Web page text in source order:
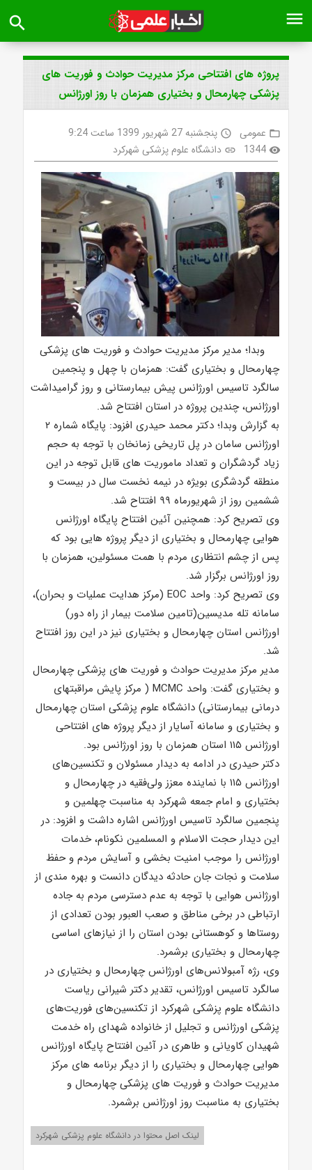
menu
search
پروژه های افتتاحی مرکز مدیریت حوادث و فوریت های
پزشکی چهارمحال و بختیاری همزمان با روز اورژانس
folder_open عمومی access_time پنجشنبه 27 شهریور 1399 ساعت 9:24
visibility
1344
link دانشگاه علوم پزشکی شهرکرد
وبدا؛ مدیر مرکز مدیریت حوادث و فوریت های پزشکی
چهارمحال و بختیاری گفت: همزمان با چهل و پنجمین
سالگرد تاسیس اورژانس پیش بیمارستانی و روز گرامیداشت
اورژانس، چندین پروژه در استان افتتاح شد.
به گزارش وبدا؛ دکتر محمد حیدری افزود: پایگاه شماره ۲
اورژانس سامان در پل تاریخی زمانخان با توجه به حجم
زیاد گردشگران و تعداد ماموریت های قابل توجه در این
منطقه گردشگری بویژه در نیمه نخست سال در بیست و
ششمین روز از شهریورماه ۹۹ افتتاح شد.
وی تصریح کرد: همچنین آئین افتتاح پایگاه اورژانس
هوایی چهارمحال و بختیاری از دیگر پروژه هایی بود که
پس از چشم انتظاری مردم با همت مسئولین، همزمان با
روز اورژانس برگزار شد.
وی تصریح کرد: واحد EOC (مرکز هدایت عملیات و بحران)،
سامانه تله مدیسین(تامین سلامت بیمار از راه دور)
اورژانس استان چهارمحال و بختیاری نیز در این روز افتتاح
شد.
مدیر مرکز مدیریت حوادث و فوریت های پزشکی چهارمحال
و بختیاری گفت: واحد MCMC ( مرکز پایش مراقبتهای
درمانی بیمارستانی) دانشگاه علوم پزشکی استان چهارمحال
و بختیاری و سامانه آسایار از دیگر پروژه های افتتاحی
اورژانس ۱۱۵ استان همزمان با روز اورژانس بود.
دکتر حیدری در ادامه به دیدار مسئولان و تکنسین‌های
اورژانس ۱۱۵ با نماینده معزز ولی‌فقیه در چهارمحال و
بختیاری و امام جمعه شهرکرد به مناسبت چهلمین و
پنجمین سالگرد تاسیس اورژانس اشاره داشت و افزود: در
این دیدار حجت الاسلام و المسلمین نکونام، خدمات
اورژانس را موجب امنیت بخشی و آسایش مردم و حفظ
سلامت و نجات جان حادثه دیدگان دانست و بهره مندی از
اورژانس هوایی با توجه به عدم دسترسی مردم به جاده
ارتباطی در برخی مناطق و صعب العبور بودن تعدادی از
روستاها و کوهستانی بودن استان را از نیازهای اساسی
چهارمحال و بختیاری برشمرد.
وی، رژه آمبولانس‌های اورژانس چهارمحال و بختیاری در
سالگرد تاسیس اورژانس، تقدیر دکتر شیرانی ریاست
دانشگاه علوم پزشکی شهرکرد از تکنسین‌های فوریت‌های
پزشکی اورژانس و تجلیل از خانواده شهدای راه خدمت
شهیدان کاویانی و طاهری در آئین افتتاح پایگاه اورژانس
هوایی چهارمحال و بختیاری را از دیگر برنامه های مرکز
مدیریت حوادث و فوریت های پزشکی چهارمحال و
بختیاری به مناسبت روز اورژانس برشمرد.
لینک اصل محتوا در دانشگاه علوم پزشکی شهرکرد